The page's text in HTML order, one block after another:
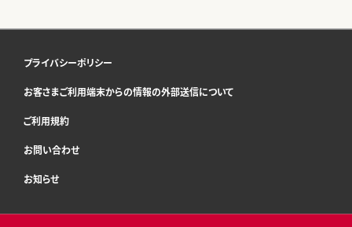
プライバシーポリシー
お客さまご利用端末からの情報の外部送信について
ご利用規約
お問い合わせ
お知らせ